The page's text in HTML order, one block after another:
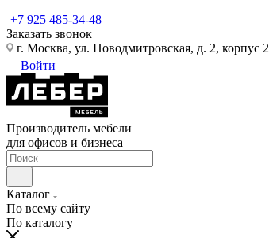
+7 925 485-34-48
Заказать звонок
г. Москва, ул. Новодмитровская, д. 2, корпус 2
Войти
Производитель мебели
для офисов и бизнеса
Каталог
По всему сайту
По каталогу